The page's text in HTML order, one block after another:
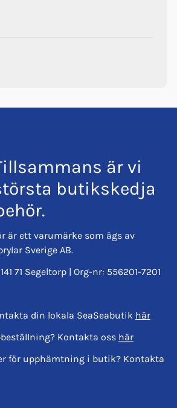
är vi
butikskedja
är ett varumärke som ägs av
Sverige AB.
71 Segeltorp | Org-nr: 556201-7201
din lokala SeaSeabutik här
Kontakta oss här
för upphämtning i butik? Kontakta